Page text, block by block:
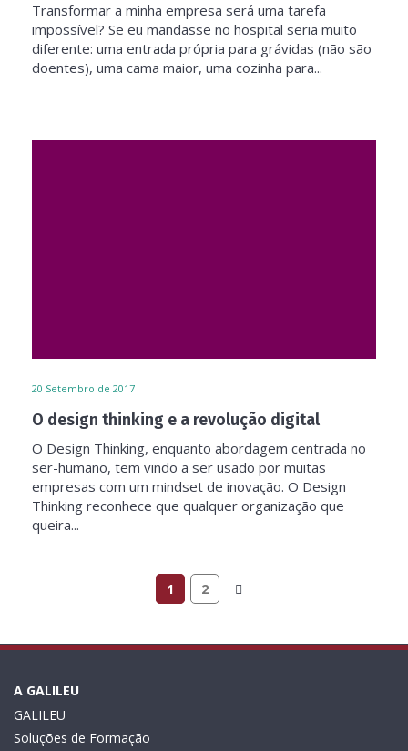
Transformar a minha empresa será uma tarefa
impossível? Se eu mandasse no hospital seria muito
diferente: uma entrada própria para grávidas (não são
doentes), uma cama maior, uma cozinha para...
20 Setembro de 2017
O design thinking e a revolução digital
O Design Thinking, enquanto abordagem centrada no
ser-humano, tem vindo a ser usado por muitas
empresas com um mindset de inovação. O Design
Thinking reconhece que qualquer organização que
queira...
1 2
A GALILEU
GALILEU
Soluções de Formação